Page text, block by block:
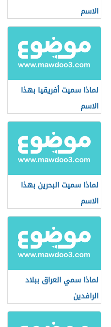
الاسم
لماذا سميت أفريقيا بهذا
الاسم
لماذا سميت البحرين بهذا
الاسم
لماذا سمي العراق ببلاد
الرافدين